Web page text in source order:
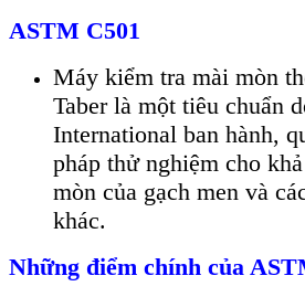
ASTM C501
Máy kiểm tra mài mòn
Taber là một tiêu chuẩn
International ban hành,
pháp thử nghiệm cho
mòn của gạch men và
khác.
Những điểm chính của